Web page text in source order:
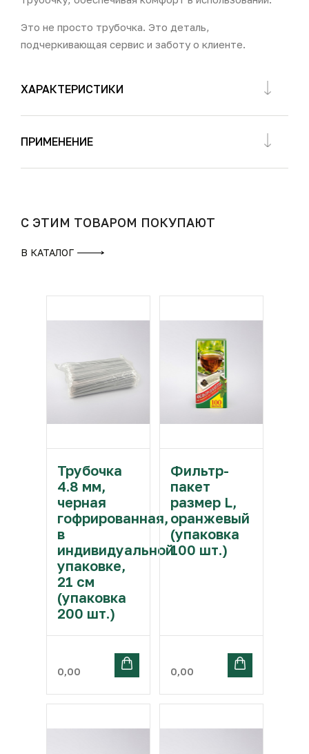
Это не просто трубочка. Это деталь,
подчеркивающая сервис и заботу о клиенте.
ХАРАКТЕРИСТИКИ
ПРИМЕНЕНИЕ
С ЭТИМ ТОВАРОМ ПОКУПАЮТ
В КАТАЛОГ
Трубочка
4.8 мм,
черная
гофрированная,
в
индивидуальной
упаковке,
21 см
(упаковка
200 шт.)
0,00
Фильтр-
пакет
размер L,
оранжевый
(упаковка
100 шт.)
0,00